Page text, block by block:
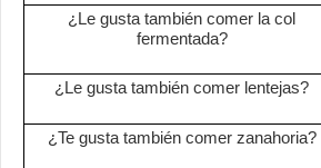
¿Le gusta también comer la col
fermentada?
¿Le gusta también comer lentejas?
¿Te gusta también comer zanahoria?